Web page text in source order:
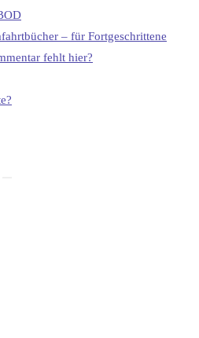
– für Fortgeschrittene
fehlt hier?